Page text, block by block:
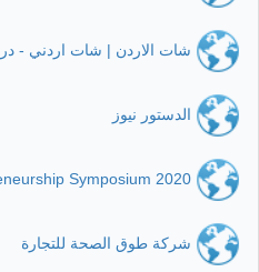
شات الاردن | شات اردني -
الدستور نيوز
Symposium 2020
شركة طوق الصحة للتجارة